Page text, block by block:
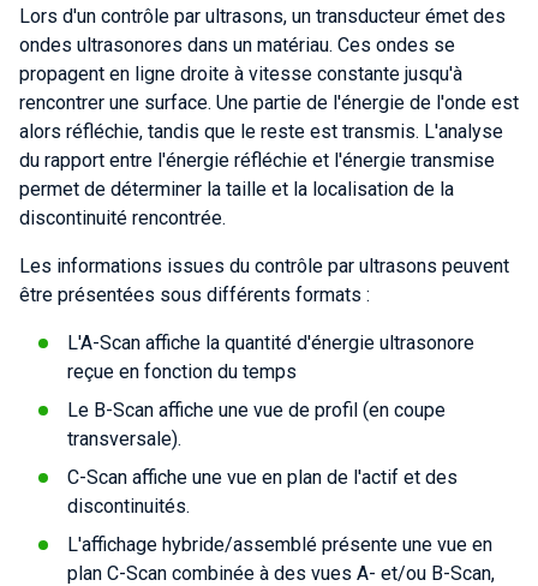
Lors d'un contrôle par ultrasons, un transducteur émet des
ondes ultrasonores dans un matériau. Ces ondes se
propagent en ligne droite à vitesse constante jusqu'à
rencontrer une surface. Une partie de l'énergie de l'onde est
alors réfléchie, tandis que le reste est transmis. L'analyse
du rapport entre l'énergie réfléchie et l'énergie transmise
permet de déterminer la taille et la localisation de la
discontinuité rencontrée.
Les informations issues du contrôle par ultrasons peuvent
être présentées sous différents formats :
L'A-Scan affiche la quantité d'énergie ultrasonore
reçue en fonction du temps
Le B-Scan affiche une vue de profil (en coupe
transversale).
C-Scan affiche une vue en plan de l'actif et des
discontinuités.
L'affichage hybride/assemblé présente une vue en
plan C-Scan combinée à des vues A- et/ou B-Scan,